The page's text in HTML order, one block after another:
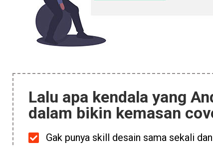
Lalu apa kendala yang
dalam bikin kemasan
Gak punya skill desain sama sekali